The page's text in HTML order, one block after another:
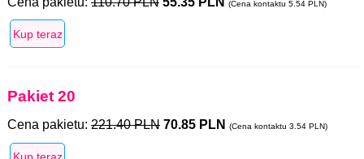
(Cena kontaktu 5.54 PLN)
Pakiet 20
Cena pakietu: 221.40 PLN 70.85 PLN (Cena kontaktu 3.54 PLN)